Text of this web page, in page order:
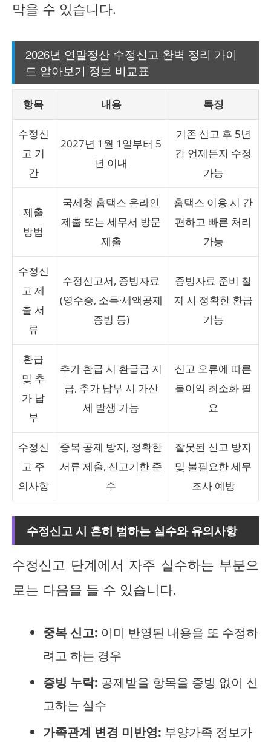
막을 수 있습니다.
2026년 연말정산 수정신고 완벽 정리 가이
드 알아보기 정보 비교표
항목 내용 특징
수정신
고 기
간
2027년 1월 1일부터 5
년 이내
기존 신고 후 5년
간 언제든지 수정
가능
제출
방법
국세청 홈택스 온라인
제출 또는 세무서 방문
제출
홈택스 이용 시 간
편하고 빠른 처리
가능
수정신
고 제
출 서
류
수정신고서, 증빙자료
(영수증, 소득·세액공제
증빙 등)
증빙자료 준비 철
저 시 정확한 환급
가능
환급
및 추
가 납
부
추가 환급 시 환급금 지
급, 추가 납부 시 가산
세 발생 가능
신고 오류에 따른
불이익 최소화 필
요
수정신
고 주
의사항
중복 공제 방지, 정확한
서류 제출, 신고기한 준
수
잘못된 신고 방지
및 불필요한 세무
조사 예방
수정신고 시 흔히 범하는 실수와 유의사항
수정신고 단계에서 자주 실수하는 부분으
로는 다음을 들 수 있습니다.
중복 신고: 이미 반영된 내용을 또 수정하
려고 하는 경우
증빙 누락: 공제받을 항목을 증빙 없이 신
고하는 실수
가족관계 변경 미반영: 부양가족 정보가